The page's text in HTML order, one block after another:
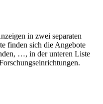
in zwei separaten
finden sich die Angebote
…, in der unteren Liste